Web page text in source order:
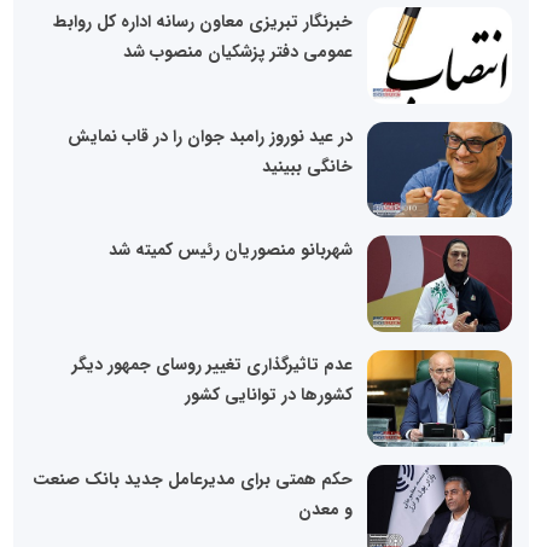
خبرنگار تبریزی معاون رسانه اداره کل روابط
عمومی دفتر پزشکیان منصوب شد
در عید نوروز رامبد جوان را در قاب نمایش
خانگی ببینید
شهربانو منصوریان رئیس کمیته شد
عدم تاثیرگذاری تغییر روسای جمهور دیگر
کشورها در توانایی کشور
حکم همتی برای مدیرعامل جدید بانک صنعت
و معدن